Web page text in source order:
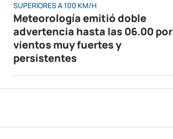
SUPERIORES A 100 KM/H
Meteorología emitió doble
advertencia hasta las 06.00 por
vientos muy fuertes y
persistentes